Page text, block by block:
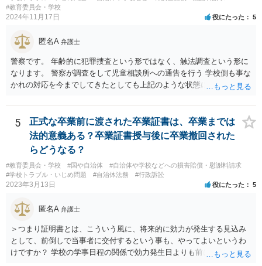
#教育委員会・学校
2024年11月17日 役にたった 5
匿名A 弁護士
警察です。 年齢的に犯罪捜査という形ではなく、触法調査という形に
なります。 警察が調査をして児童相談所への通告を行う 学校側も事な
かれの対応を今までしてきたとしても上記のような状態になれば一定
る生徒が複数名ということであれば、 警察側も動くのではないかと思
われます。
5
正式な卒業前に渡された卒業証書は、卒業までは
法的意義ある？卒業証書授与後に卒業撤回された
らどうなる？
#教育委員会・学校 #国や自治体
#自治体や学校などへの損害賠償・慰謝料請求
#学校トラブル・いじめ問題
#自治体法務 #行政訴訟
2023年3月13日 役にたった 5
匿名A 弁護士
＞つまり証明書とは、こういう風に、将来的に効力が発生する見込み
として、前倒しで当事者に交付するという事も、やってよいというわ
けですか？ 学校の学事日程の関係で効力発生日よりも前に交付したか